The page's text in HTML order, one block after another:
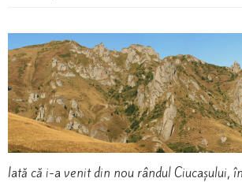
Iată că i-a venit din nou rândul Ciucașului,